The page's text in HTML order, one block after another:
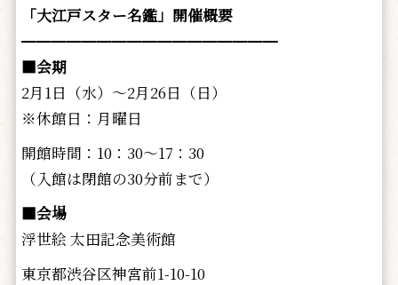
「大江戸スター名鑑」開催概要
━━━━━━━━━━━━━━━━━
■会期
2月1日（水）～2月26日（日）
※休館日：月曜日
開館時間：10：30～17：30
（入館は閉館の30分前まで）
■会場
浮世絵 太田記念美術館
東京都渋谷区神宮前1-10-10